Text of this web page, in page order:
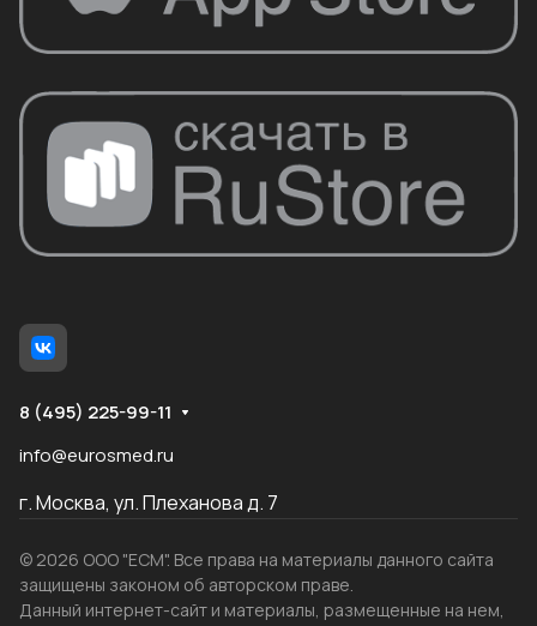
8 (495) 225-99-11
info@eurosmed.ru
г. Москва, ул. Плеханова д. 7
© 2026 ООО "ЕСМ". Все права на материалы данного сайта
защищены законом об авторском праве.
Данный интернет-сайт и материалы, размещенные на нем,